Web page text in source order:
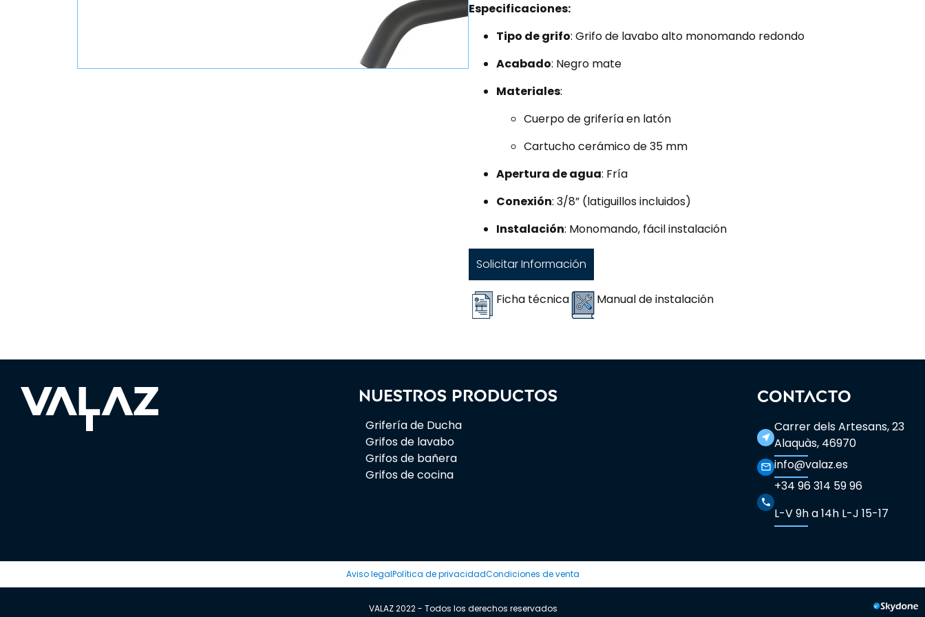
Especificaciones:
Tipo de grifo: Grifo de lavabo alto monomando redondo
Acabado: Negro mate
Materiales:
Cuerpo de grifería en latón
Cartucho cerámico de 35 mm
Apertura de agua: Fría
Conexión: 3/8” (latiguillos incluidos)
Instalación: Monomando, fácil instalación
Solicitar Información
Ficha técnica Manual de instalación
Nuestros productos
Grifería de Ducha
Grifos de lavabo
Grifos de bañera
Grifos de cocina
CONTACTO
near_me
Carrer dels Artesans, 23
Alaquàs, 46970
mail_outline info@valaz.es
phone
+34 96 314 59 96
L-V 9h a 14h L-J 15-17
Aviso legalPolítica de privacidadCondiciones de venta
VALAZ 2022 - Todos los derechos reservados